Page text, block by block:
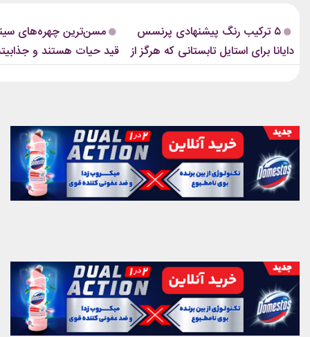
سال‌های جوانی محدود...
ابروهای بسیار نازک دهه ۱۹۹۰ و اوایل دهه...
۵ ترکیب رنگ پیشنهادی پرنسس
دایانا برای استایل تابستانی که هرگز از
مد نمی‌افتند
مسن‌ترین چهره‌های
قید حیات هستند و
هم باقیست!